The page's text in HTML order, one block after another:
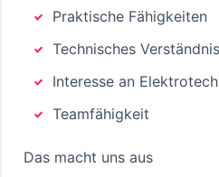
Praktische Fähigkeiten
Technisches Verständnis
Interesse an
Teamfähigkeit
Das macht uns aus